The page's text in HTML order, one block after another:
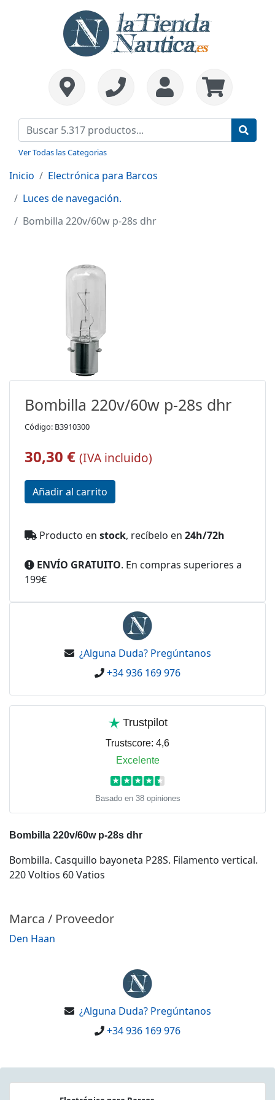
Ver Todas las Categorias
Inicio
Electrónica para Barcos
Luces de navegación.
Bombilla 220v/60w p-28s dhr
Bombilla 220v/60w p-28s dhr
Código: B3910300
30,30 € (IVA incluido)
Producto en stock, recíbelo en 24h/72h
ENVÍO GRATUITO. En compras superiores a
199€
¿Alguna Duda? Pregúntanos
+34 936 169 976
Trustpilot
Trustscore: 4,6
Excelente
★ ★ ★ ★ ★
Basado en 38 opiniones
Bombilla 220v/60w p-28s dhr
Bombilla. Casquillo bayoneta P28S. Filamento vertical.
220 Voltios 60 Vatios
Marca / Proveedor
Den Haan
¿Alguna Duda? Pregúntanos
+34 936 169 976